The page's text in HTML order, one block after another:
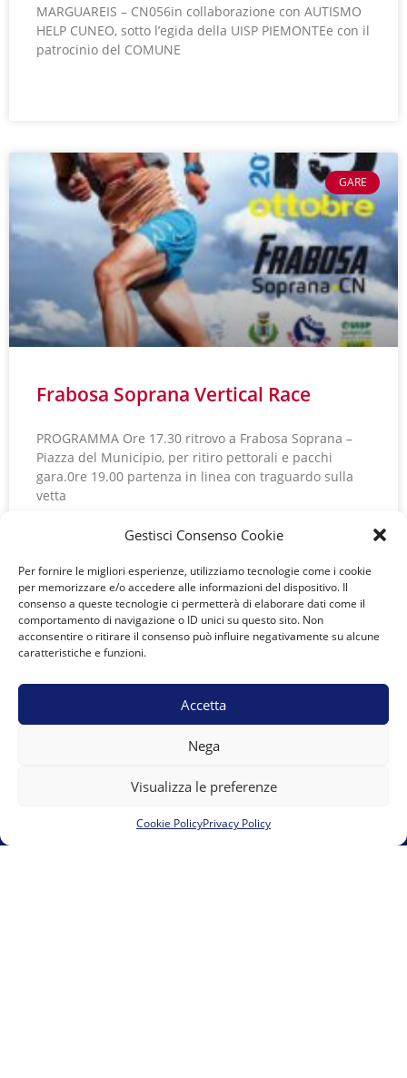
Gestisci Consenso Cookie
Per fornire le migliori esperienze, utilizziamo tecnologie come i cookie
per memorizzare e/o accedere alle informazioni del dispositivo. Il
consenso a queste tecnologie ci permetterà di elaborare dati come il
comportamento di navigazione o ID unici su questo sito. Non
acconsentire o ritirare il consenso può influire negativamente su alcune
caratteristiche e funzioni.
Accetta
Nega
Visualizza le preferenze
Cookie PolicyPrivacy Policy
MARGUAREIS – CN056in collaborazione con AUTISMO
HELP CUNEO, sotto l’egida della UISP PIEMONTEe con il
patrocinio del COMUNE
GARE
Frabosa Soprana Vertical Race
PROGRAMMA Ore 17.30 ritrovo a Frabosa Soprana –
Piazza del Municipio, per ritiro pettorali e pacchi
gara.0re 19.00 partenza in linea con traguardo sulla
vetta
« Precedente Successivo »
A.S.D. Team Marguareis